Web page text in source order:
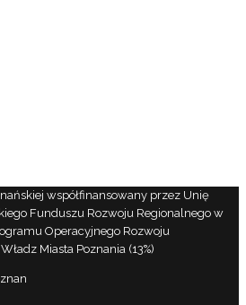
współfinansowany przez Unię
Funduszu Rozwoju Regionalnego w
Operacyjnego Rozwoju
Miasta Poznania (13%)